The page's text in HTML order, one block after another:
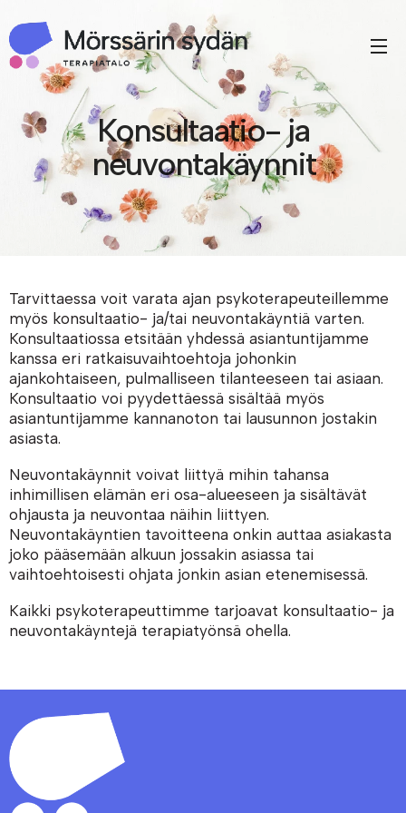
Konsultaatio- ja
neuvontakäynnit
Tarvittaessa voit varata ajan psykoterapeuteillemme
myös konsultaatio- ja/tai neuvontakäyntiä varten.
Konsultaatiossa etsitään yhdessä asiantuntijamme
kanssa eri ratkaisuvaihtoehtoja johonkin
ajankohtaiseen, pulmalliseen tilanteeseen tai asiaan.
Konsultaatio voi pyydettäessä sisältää myös
asiantuntijamme kannanoton tai lausunnon jostakin
asiasta.
Neuvontakäynnit voivat liittyä mihin tahansa
inhimillisen elämän eri osa-alueeseen ja sisältävät
ohjausta ja neuvontaa näihin liittyen.
Neuvontakäyntien tavoitteena onkin auttaa asiakasta
joko pääsemään alkuun jossakin asiassa tai
vaihtoehtoisesti ohjata jonkin asian etenemisessä.
Kaikki psykoterapeuttimme tarjoavat konsultaatio- ja
neuvontakäyntejä terapiatyönsä ohella.